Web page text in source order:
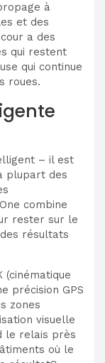
à
et des
a des
qui restent
qui continue
roues.
– il est
plupart des
combine
rester sur le
résultats
(cinématique
précision GPS
zones
visuelle
le relais près
où le